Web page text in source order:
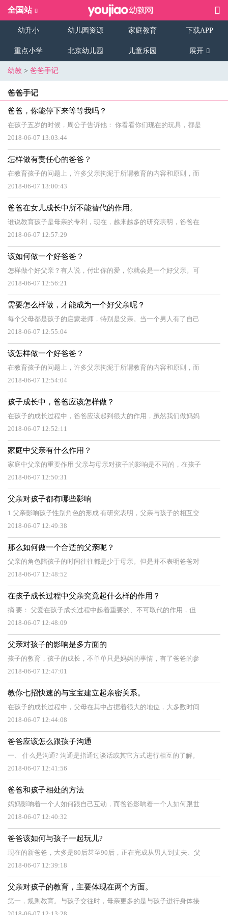
全国站
幼升小 幼儿园资源 家庭教育 下载APP
重点小学 北京幼儿园 儿童乐园 展开
幼教 > 爸爸手记
爸爸手记
爸爸，你能停下来等等我吗？
在孩子五岁的时候，周公子告诉他： 你看看你们现在的玩具，都是
2018-06-07 13:03:44
怎样做有责任心的爸爸？
在教育孩子的问题上，许多父亲拘泥于所谓教育的内容和原则，而
2018-06-07 13:00:43
爸爸在女儿成长中所不能替代的作用。
谁说教育孩子是母亲的专利，现在，越来越多的研究表明，爸爸在
2018-06-07 12:57:29
该如何做一个好爸爸？
怎样做个好父亲？有人说，付出你的爱，你就会是一个好父亲。可
2018-06-07 12:56:21
需要怎么样做，才能成为一个好父亲呢？
每个父母都是孩子的启蒙老师，特别是父亲。当一个男人有了自己
2018-06-07 12:55:04
该怎样做一个好爸爸？
在教育孩子的问题上，许多父亲拘泥于所谓教育的内容和原则，而
2018-06-07 12:54:04
孩子成长中，爸爸应该怎样做？
在孩子的成长过程中，爸爸应该起到很大的作用，虽然我们做妈妈
2018-06-07 12:52:11
家庭中父亲有什么作用？
家庭中父亲的重要作用 父亲与母亲对孩子的影响是不同的，在孩子
2018-06-07 12:50:31
父亲对孩子都有哪些影响
1.父亲影响孩子性别角色的形成 有研究表明，父亲与孩子的相互交
2018-06-07 12:49:38
那么如何做一个合适的父亲呢？
父亲的角色陪孩子的时间往往都是少于母亲。但是并不表明爸爸对
2018-06-07 12:48:52
在孩子成长过程中父亲究竟起什么样的作用？
摘 要： 父爱在孩子成长过程中起着重要的、不可取代的作用，但
2018-06-07 12:48:09
父亲对孩子的影响是多方面的
孩子的教育，孩子的成长，不单单只是妈妈的事情，有了爸爸的参
2018-06-07 12:47:01
教你七招快速的与宝宝建立起亲密关系。
在孩子的成长过程中，父母在其中占据着很大的地位，大多数时间
2018-06-07 12:44:08
爸爸应该怎么跟孩子沟通
一、 什么是沟通? 沟通是指通过谈话或其它方式进行相互的了解。
2018-06-07 12:41:56
爸爸和孩子相处的方法
妈妈影响着一个人如何跟自己互动，而爸爸影响着一个人如何跟世
2018-06-07 12:40:32
爸爸该如何与孩子一起玩儿?
现在的新爸爸，大多是80后甚至90后，正在完成从男人到丈夫、父
2018-06-07 12:39:18
父亲对孩子的教育，主要体现在两个方面。
第一，规则教育。与孩子交往时，母亲更多的是与孩子进行身体接